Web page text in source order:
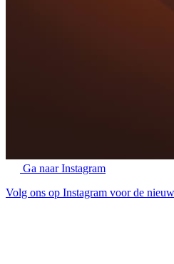
Ga naar Instagram
Volg ons op Instagram voor de